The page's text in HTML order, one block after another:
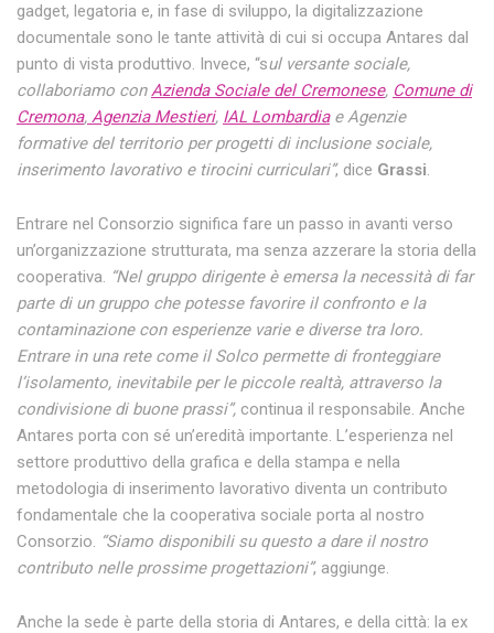
gadget, legatoria e, in fase di sviluppo, la digitalizzazione
documentale sono le tante attività di cui si occupa Antares dal
punto di vista produttivo. Invece, “sul versante sociale,
collaboriamo conAzienda Sociale del Cremonese, Comune di
Cremona, Agenzia Mestieri, IAL Lombardiae Agenzie
formative del territorio per progetti di inclusione sociale,
inserimento lavorativo e tirocini curriculari”, dice Grassi.
Entrare nel Consorzio significa fare un passo in avanti verso
un’organizzazione strutturata, ma senza azzerare la storia della
cooperativa. “Nel gruppo dirigente è emersa la necessità di far
parte di un gruppo che potesse favorire il confronto e la
contaminazione con esperienze varie e diverse tra loro.
Entrare in una rete come il Solco permette di fronteggiare
l’isolamento, inevitabile per le piccole realtà, attraverso la
condivisione di buone prassi”, continua il responsabile. Anche
Antares porta con sé un’eredità importante. L’esperienza nel
settore produttivo della grafica e della stampa e nella
metodologia di inserimento lavorativo diventa un contributo
fondamentale che la cooperativa sociale porta al nostro
Consorzio. “Siamo disponibili su questo a dare il nostro
contributo nelle prossime progettazioni”, aggiunge.
Anche la sede è parte della storia di Antares, e della città: la ex